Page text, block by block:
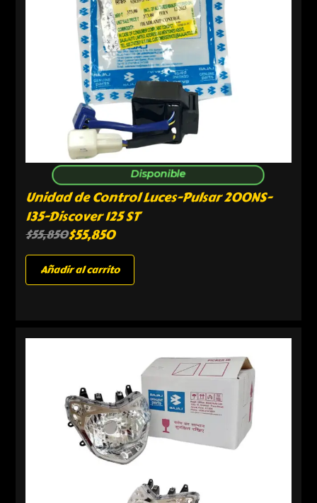
Disponible
Unidad de Control Luces-Pulsar 200NS-
135-Discover 125 ST
$55,850$55,850
Añadir al carrito